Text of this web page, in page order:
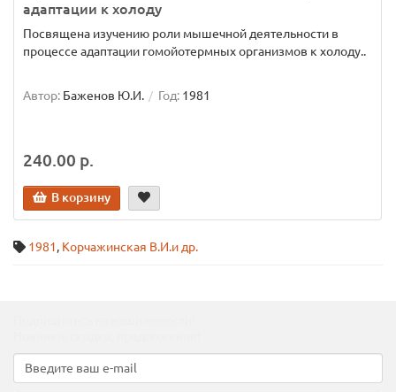
адаптации к холоду
Посвящена изучению роли мышечной деятельности в
процессе адаптации гомойотермных организмов к холоду..
Автор: Баженов Ю.И. Год: 1981
240.00 р.
В корзину
1981, Корчажинская В.И.и др.